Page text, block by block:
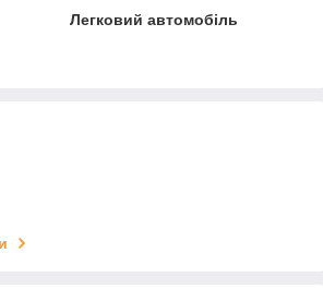
Легковий автомобіль